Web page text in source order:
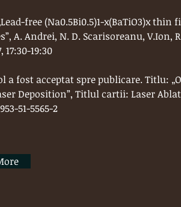
free (Na0.5Bi0.5)1-x(BaTiO3)x thin
A. Andrei, N. D. Scarisoreanu, V.Ion,
17:30-19:30
a fost acceptat spre publicare. Titlu:
Deposition”, Titlul cartii: Laser
51-5565-2